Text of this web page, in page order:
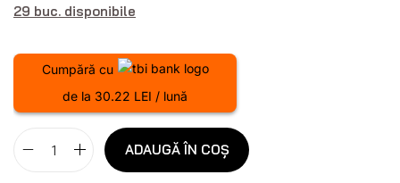
29 buc. disponibile
Cumpără cu
de la 30.22 LEI / lună
ADAUGĂ ÎN COȘ